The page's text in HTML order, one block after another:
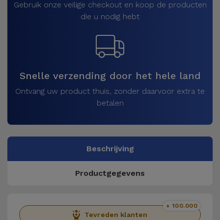
Gebruik onze veilige checkout en koop de producten
die u nodig hebt
Snelle verzending door het hele land
Ontvang uw product thuis, zonder daarvoor extra te
betalen
Beschrijving
Productgegevens
Tevreden klanten
+ 100.000